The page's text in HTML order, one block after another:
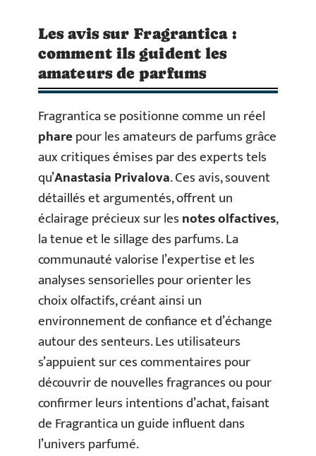
Les avis sur Fragrantica :
comment ils guident les
amateurs de parfums
Fragrantica se positionne comme un réel
pharepour les amateurs de parfums grâce
aux critiques émises par des experts tels
qu’Anastasia Privalova. Ces avis, souvent
détaillés et argumentés, offrent un
éclairage précieux sur lesnotes olfactives,
la tenue et le sillage des parfums. La
communauté valorise l’expertise et les
analyses sensorielles pour orienter les
choix olfactifs, créant ainsi un
environnement de confiance et d’échange
autour des senteurs. Les utilisateurs
s’appuient sur ces commentaires pour
découvrir de nouvelles fragrances ou pour
confirmer leurs intentions d’achat, faisant
de Fragrantica un guide influent dans
l’univers parfumé.